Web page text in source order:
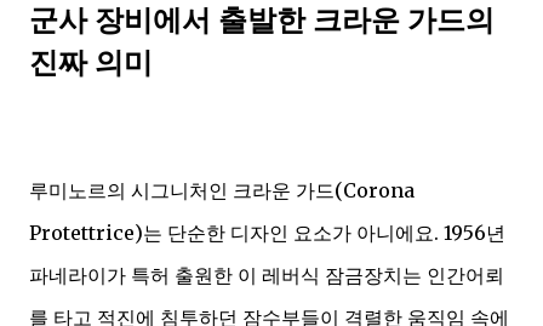
군사 장비에서 출발한 크라운 가드의
진짜 의미
루미노르의 시그니처인 크라운 가드(Corona
Protettrice)는 단순한 디자인 요소가 아니에요. 1956년
파네라이가 특허 출원한 이 레버식 잠금장치는 인간어뢰
를 타고 적진에 침투하던 잠수부들이 격렬한 움직임 속에